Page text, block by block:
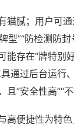
猫腻；用户可
型”“防检测防
能存在“牌特别
通过后台运行
“安全性高”“不
高便捷性为特